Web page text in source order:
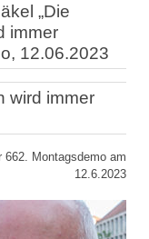
„Die
immer
12.06.2023
wird immer
662. Montagsdemo am
12.6.2023